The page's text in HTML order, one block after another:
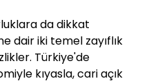
da dikkat
dair iki temel zayıflık
Türkiye'de
kıyasla, cari açık